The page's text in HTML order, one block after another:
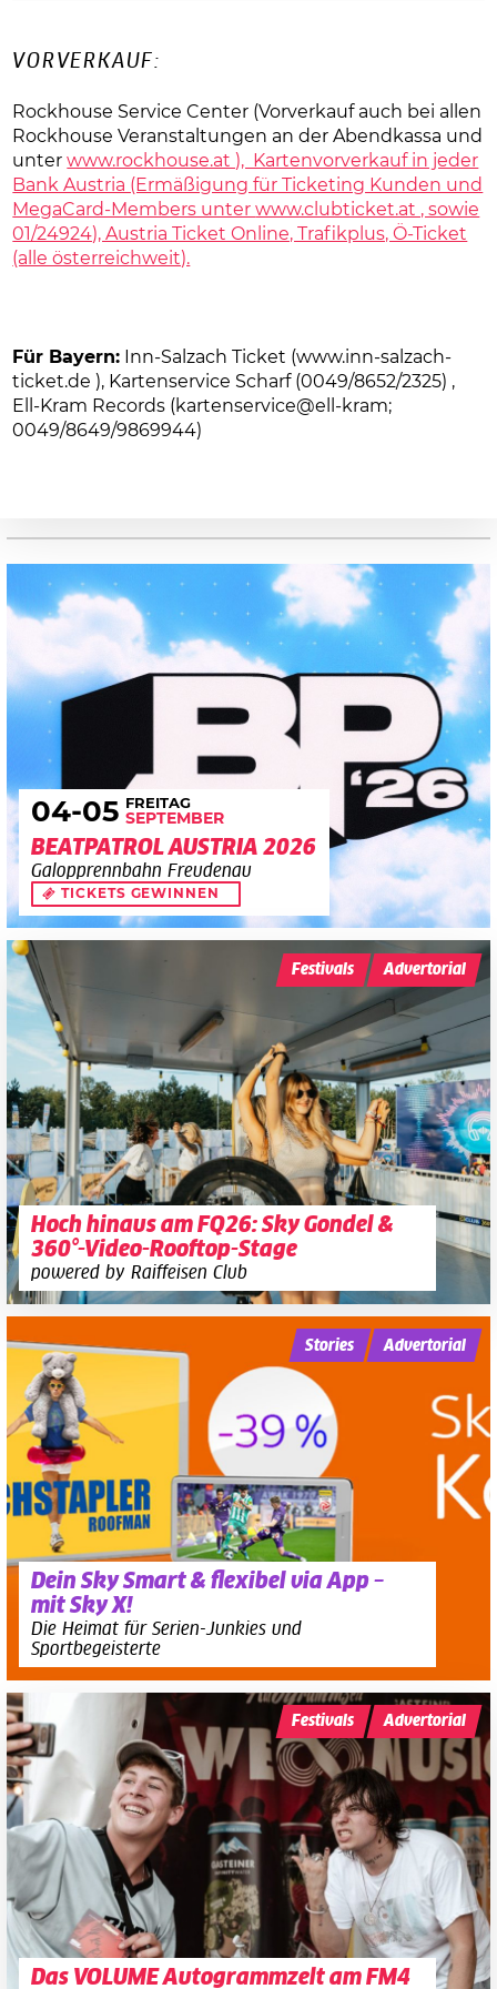
VORVERKAUF:
Rockhouse Service Center (Vorverkauf auch bei allen
Rockhouse Veranstaltungen an der Abendkassa und
unterwww.rockhouse.at ), Kartenvorverkauf in jeder
Bank Austria (Ermäßigung für Ticketing Kunden und
MegaCard-Members unterwww.clubticket.at , sowie
01/24924), Austria Ticket Online, Trafikplus, Ö-Ticket
(alle österreichweit).
Für Bayern: Inn-Salzach Ticket (www.inn-salzach-
ticket.de ), Kartenservice Scharf (0049/8652/2325) ,
Ell-Kram Records (kartenservice@ell-kram;
0049/8649/9869944)
04-05 FREITAG
SEPTEMBER
BEATPATROL AUSTRIA 2026
Galopprennbahn Freudenau
TICKETS GEWINNEN
Hoch hinaus am FQ26: Sky Gondel &
360°-Video-Rooftop-Stage
powered by Raiffeisen Club
Festivals Advertorial
Dein Sky Smart & flexibel via App –
mit Sky X!
Die Heimat für Serien-Junkies und
Sportbegeisterte
Stories Advertorial
Das VOLUME Autogrammzelt am FM4
Festivals Advertorial